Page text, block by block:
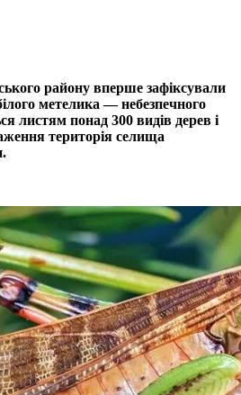
району вперше зафіксували
метелика — небезпечного
листям понад 300 видів дерев і
територія селища